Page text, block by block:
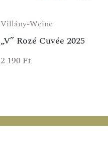
Villány-Weine
„V” Rozé Cuvée 2025
2 190 Ft